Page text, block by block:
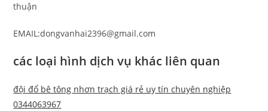
thuận
EMAIL:dongvanhai2396@gmail.com
các loại hình dịch vụ khác liên quan
đội đổ bê tông nhơn trạch giá rẻ uy tín chuyên nghiệp
0344063967